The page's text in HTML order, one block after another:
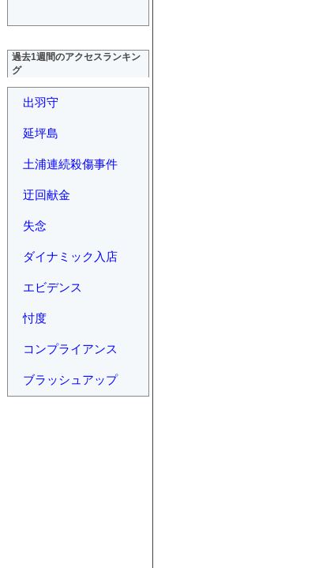
過去1週間のアクセスランキン
グ
出羽守
延坪島
土浦連続殺傷事件
迂回献金
失念
ダイナミック入店
エビデンス
忖度
コンプライアンス
ブラッシュアップ